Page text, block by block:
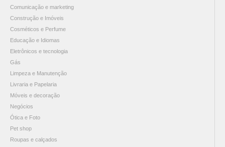
Comunicação e marketing
Construção e Imóveis
Cosméticos e Perfume
Educação e Idiomas
Eletrônicos e tecnologia
Gás
Limpeza e Manutenção
Livraria e Papelaria
Móveis e decoração
Negócios
Ótica e Foto
Pet shop
Roupas e calçados